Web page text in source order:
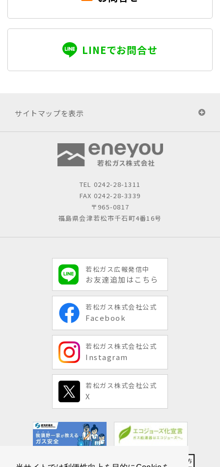
LINEでお問合せ
サイトマップを表示
TEL 0242-28-1311
FAX 0242-28-3339
〒965-0817
福島県会津若松市千石町4番16号
若松ガス広報発信中
お友達追加はこちら
若松ガス株式会社公式
Facebook
若松ガス株式会社公式
Instagram
若松ガス株式会社公式
X